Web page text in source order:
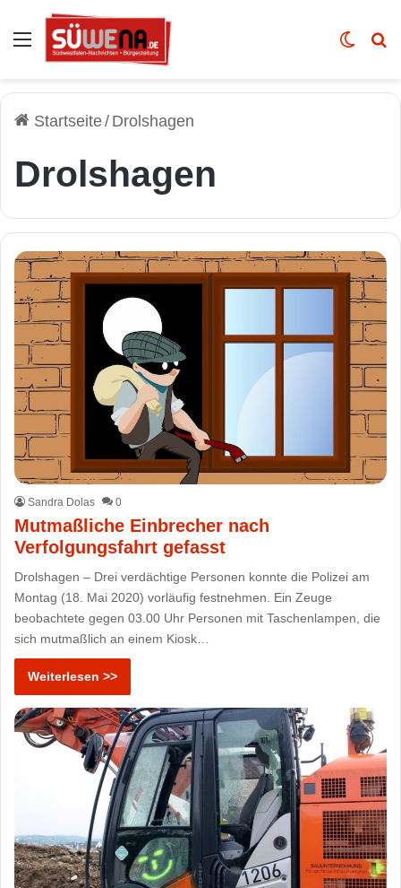
Auswahl Skin
Startseite/ Drolshagen
Drolshagen
Sandra Dolas 0
Mutmaßliche Einbrecher nach
Verfolgungsfahrt gefasst
Drolshagen – Drei verdächtige Personen konnte die Polizei am
Montag (18. Mai 2020) vorläufig festnehmen. Ein Zeuge
beobachtete gegen 03.00 Uhr Personen mit Taschenlampen, die
sich mutmaßlich an einem Kiosk…
Weiterlesen >>